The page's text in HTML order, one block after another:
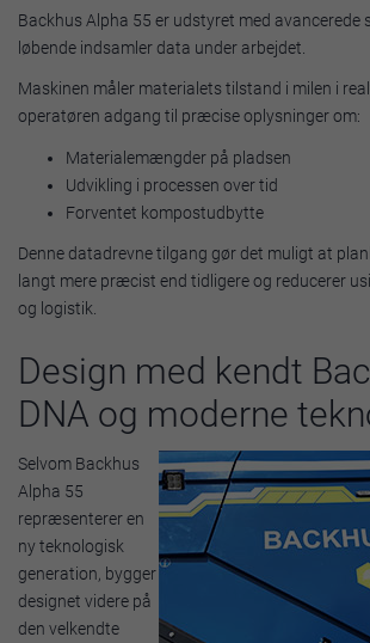
Backhus Alpha 55 er udstyret med avancerede
løbende indsamler data under arbejdet.
Maskinen måler materialets tilstand i milen i
operatøren adgang til præcise oplysninger om:
Materialemængder på pladsen
Udvikling i processen over tid
Forventet kompostudbytte
Denne datadrevne tilgang gør det muligt at
langt mere præcist end tidligere og reducerer
og logistik.
Design med kendt
DNA og moderne
Selvom Backhus
Alpha 55
repræsenterer en
ny teknologisk
generation, bygger
designet videre på
den velkendte